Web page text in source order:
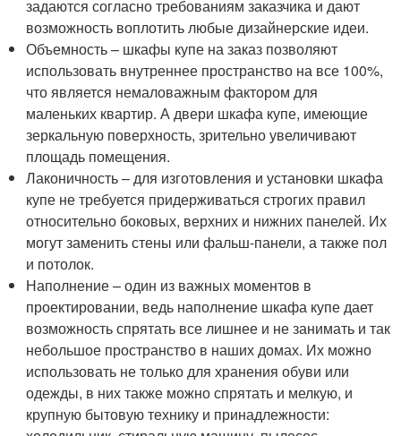
задаются согласно требованиям заказчика и дают
возможность воплотить любые дизайнерские идеи.
Объемность – шкафы купе на заказ позволяют
использовать внутреннее пространство на все 100%,
что является немаловажным фактором для
маленьких квартир. А двери шкафа купе, имеющие
зеркальную поверхность, зрительно увеличивают
площадь помещения.
Лаконичность – для изготовления и установки шкафа
купе не требуется придерживаться строгих правил
относительно боковых, верхних и нижних панелей. Их
могут заменить стены или фальш-панели, а также пол
и потолок.
Наполнение – один из важных моментов в
проектировании, ведь наполнение шкафа купе дает
возможность спрятать все лишнее и не занимать и так
небольшое пространство в наших домах. Их можно
использовать не только для хранения обуви или
одежды, в них также можно спрятать и мелкую, и
крупную бытовую технику и принадлежности: